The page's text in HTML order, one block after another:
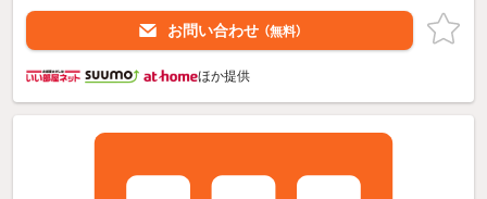
お問い合わせ （無料）
ほか提供